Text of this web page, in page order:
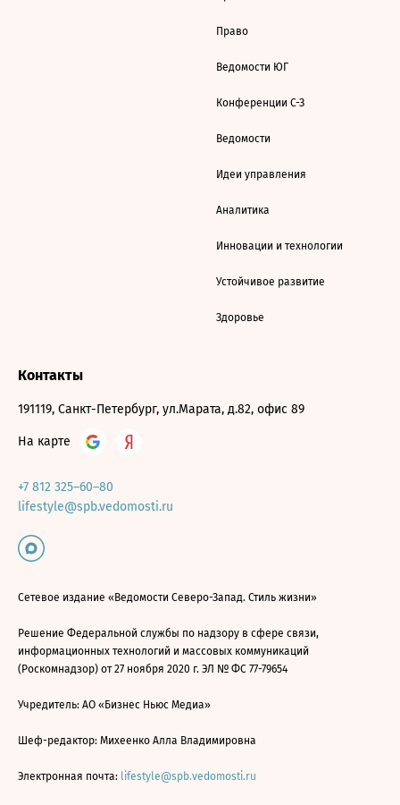
Право
Ведомости ЮГ
Конференции С-З
Ведомости
Идеи управления
Аналитика
Инновации и технологии
Устойчивое развитие
Здоровье
Контакты
191119, Санкт-Петербург, ул.Марата, д.82, офис 89
На карте
+7 812 325–60–80
lifestyle@spb.vedomosti.ru
Сетевое издание «Ведомости Северо-Запад. Стиль жизни»
Решение Федеральной службы по надзору в сфере связи,
информационных технологий и массовых коммуникаций
(Роскомнадзор) от 27 ноября 2020 г. ЭЛ № ФС 77-79654
Учредитель: АО «Бизнес Ньюс Медиа»
Шеф-редактор: Михеенко Алла Владимировна
Электронная почта: lifestyle@spb.vedomosti.ru